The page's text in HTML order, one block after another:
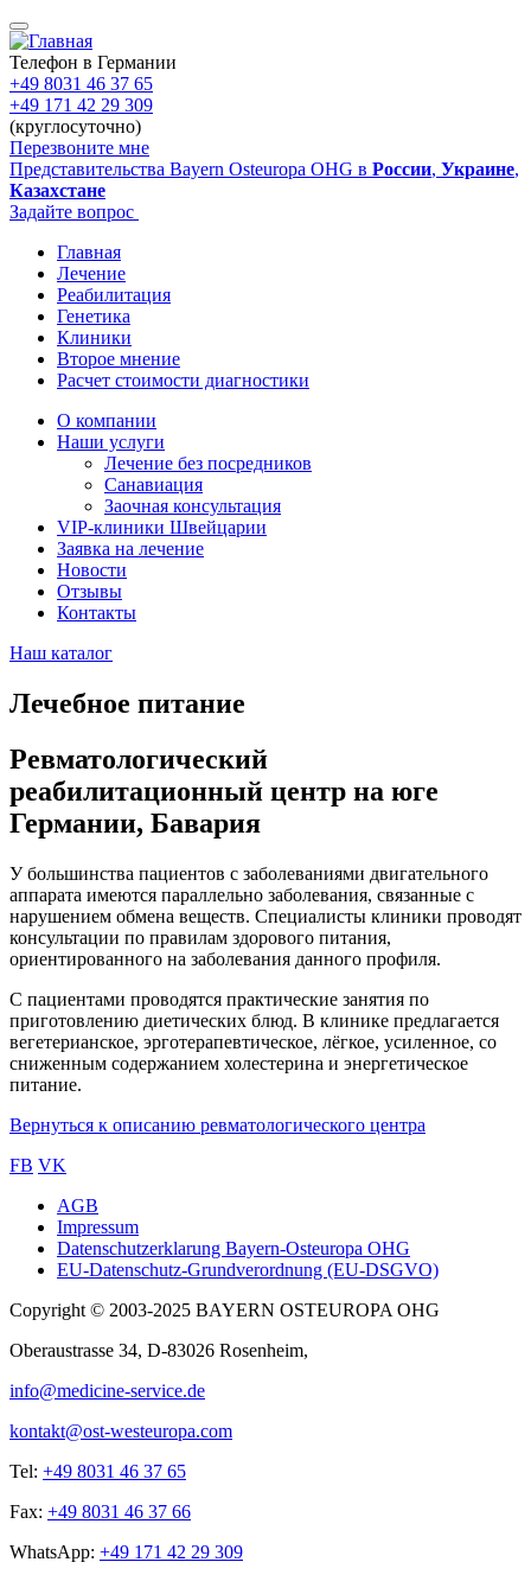
Перейти
к
основному
содержанию
Телефон в Германии
+49 8031 46 37 65
+49 171 42 29 309
(круглосуточно)
Перезвоните мне
Представительства Bayern Osteuropa OHG в России, Украине,
Казахстане
Задайте вопрос
Main
navigation
Главная
Лечение
Реабилитация
Генетика
Клиники
Второе мнение
Расчет стоимости диагностики
Sidebar
О компании
Наши услуги
Лечение без посредников
Санавиация
Заочная консультация
VIP-клиники Швейцарии
Заявка на лечение
Новости
Отзывы
Контакты
Наш каталог
Лечебное питание
Ревматологический
реабилитационный центр на юге
Германии, Бавария
У большинства пациентов с заболеваниями двигательного
аппарата имеются параллельно заболевания, связанные с
нарушением обмена веществ. Специалисты клиники проводят
консультации по правилам здорового питания,
ориентированного на заболевания данного профиля.
С пациентами проводятся практические занятия по
приготовлению диетических блюд. В клинике предлагается
вегетерианское, эрготерапевтическое, лёгкое, усиленное, со
сниженным содержанием холестерина и энергетическое
питание.
Вернуться к описанию ревматологического центра
FB VK
Sub
footer
AGB
Impressum
Datenschutzerklarung Bayern-Osteuropa OHG
EU-Datenschutz-Grundverordnung (EU-DSGVO)
Copyright © 2003-2025 BAYERN OSTEUROPA OHG
Oberaustrasse 34, D-83026 Rosenheim,
info@medicine-service.de
kontakt@ost-westeuropa.com
Tel: +49 8031 46 37 65
Fax: +49 8031 46 37 66
WhatsApp: +49 171 42 29 309